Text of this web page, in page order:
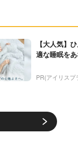
【大人気】
適な睡眠をあ
PR(アイリスプ